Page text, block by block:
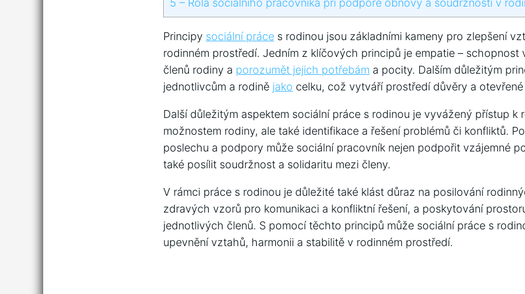
5 – Rola sociálního ⁢pracovníka při podpoře obnovy a soudržnosti v
Principy sociální práce s‍ rodinou jsou základními kameny pro zlepšení
rodinném prostředí. Jedním z klíčových​ principů je empatie – schopnost
členů rodiny a porozumět jejich ​potřebám a pocity. Dalším důležitým
jednotlivcům a rodině jako ⁤celku, což vytváří ‍prostředí důvěry a otevřené
Další důležitým​ aspektem sociální práce s rodinou je vyvážený přístup k
možnostem rodiny, ale také identifikace a řešení problémů či konfliktů.
poslechu a podpory může sociální⁤ pracovník nejen podpořit vzájemné
také posílit soudržnost a⁤ solidaritu mezi členy.
V rámci práce s rodinou je důležité také klást důraz⁣ na posilování
zdravých vzorů⁤ pro ‌komunikaci a konfliktní řešení, a poskytování
jednotlivých členů. S pomocí těchto principů může sociální práce s
upevnění vztahů, harmonii a stabilitě v rodinném prostředí.